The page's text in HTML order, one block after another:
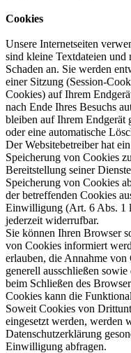
Cookies
Unsere Internetseiten
sind kleine Textdateien und
Schaden an. Sie werden
einer Sitzung (Session-
Cookies) auf Ihrem
nach Ende Ihres Besuchs
bleiben auf Ihrem Endgerät
oder eine automatische
Der Websitebetreiber hat
Speicherung von Cookies
Bereitstellung seiner
Speicherung von Cookies
der betreffenden Cookies
Einwilligung (Art. 6 Abs. 1
jederzeit widerrufbar.
Sie können Ihren Browser
von Cookies informiert
erlauben, die Annahme
generell ausschließen
beim Schließen des
Cookies kann die
Soweit Cookies von
eingesetzt werden, werden
Datenschutzerklärung
Einwilligung abfragen.